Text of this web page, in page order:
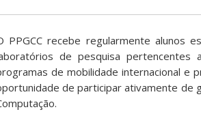
PPGCC recebe regularmente alunos
de pesquisa pertencentes
de mobilidade internacional e
de participar ativamente de